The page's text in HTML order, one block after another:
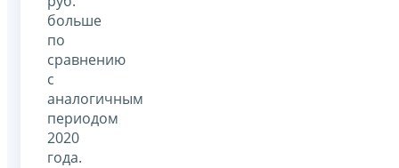
больше
по
сравнению
с
аналогичным
периодом
2020
года.